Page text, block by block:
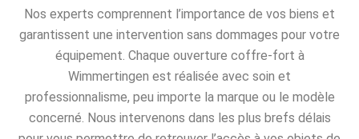
Nos experts comprennent l’importance de vos biens et
garantissent une intervention sans dommages pour votre
équipement. Chaque ouverture coffre-fort à
Wimmertingen est réalisée avec soin et
professionnalisme, peu importe la marque ou le modèle
concerné. Nous intervenons dans les plus brefs délais